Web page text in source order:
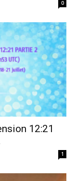
0
12:21
1